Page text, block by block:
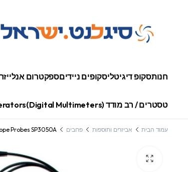
חנותסקופ דיגיטליסקופים ניידיםספקטרום אנלייזר
טסטרים / רב מודד (Digital Multimeters)
עמוד הבית אביזרים ותוספות פרובים Probes SP3050A